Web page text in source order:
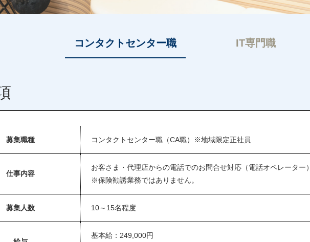
コンタクトセンター職 IT専門職
募集職種 コンタクトセンター職（CA職）※地域限定正社員
仕事内容
お客さま・代理店からの電話でのお問合せ対応（電話オペレーター）
※保険勧誘業務ではありません。
募集人数 10～15名程度
基本給：249,000円